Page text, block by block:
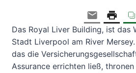
Das Royal Liver Building, ist das
Stadt Liverpool am River
das die
Assurance errichten ließ,